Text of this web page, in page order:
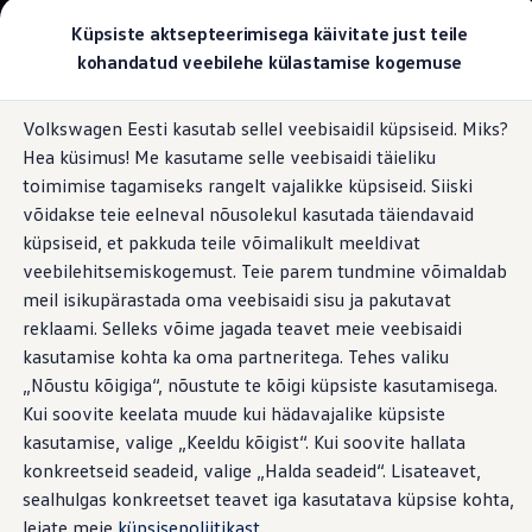
Küpsiste aktsepteerimisega käivitate just teile
kohandatud veebilehe külastamise kogemuse
Volkswagen Eesti kasutab sellel veebisaidil küpsiseid. Miks?
Hea küsimus! Me kasutame selle veebisaidi täieliku
toimimise tagamiseks rangelt vajalikke küpsiseid. Siiski
võidakse teie eelneval nõusolekul kasutada täiendavaid
küpsiseid, et pakkuda teile võimalikult meeldivat
veebilehitsemiskogemust. Teie parem tundmine võimaldab
meil isikupärastada oma veebisaidi sisu ja pakutavat
reklaami. Selleks võime jagada teavet meie veebisaidi
kasutamise kohta ka oma partneritega. Tehes valiku
„Nõustu kõigiga“, nõustute te kõigi küpsiste kasutamisega.
Kui soovite keelata muude kui hädavajalike küpsiste
kasutamise, valige „Keeldu kõigist“. Kui soovite hallata
konkreetseid seadeid, valige „Halda seadeid“. Lisateavet,
sealhulgas konkreetset teavet iga kasutatava küpsise kohta,
leiate meie küpsisepoliitikast.
põhisisu
juurde
jaluse
juurde
Valige oma Volkswagen
Mudelid ja konfiguraator
Uus ID. Cross
Konfigureeri
Volkswageni tarbesõidukid. Igaks ülesandeks valmis
Volkswagen laoautode e-pood
Pakkumised ja teenused
Juubelipakkumine
Autovahetus
Garantii
Volkswagen laoautode e-pood
Tasuta registreerimistasu sinu uuele Volkswagenile!
Tiguani pistikhübriid
Elektriautod ja hübriidautod
Golf eHybrid
Tiguan eHybrid
Passat eHybrid
Tayron eHybrid
Touareg eHybrid
Ära iial ütle iial
ID. teadmised
Roostevabast terasest ukseläveliistud ja
pedaalid
Šikkja vastupidav.